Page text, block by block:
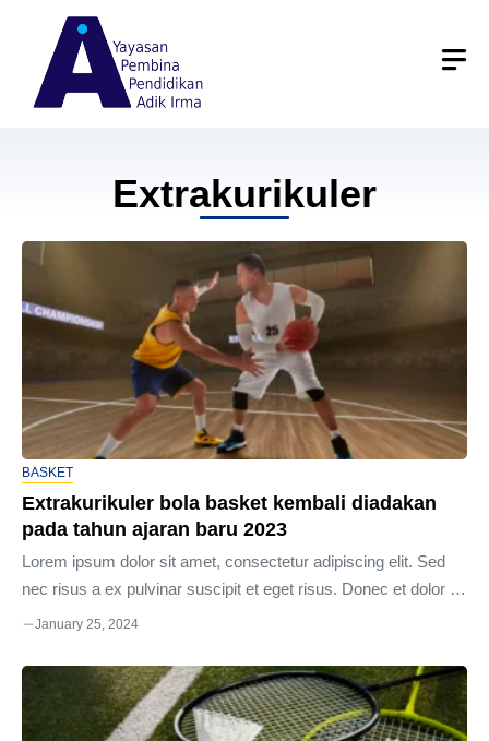
content
Extrakurikuler
BASKET
Extrakurikuler bola basket kembali diadakan
pada tahun ajaran baru 2023
Lorem ipsum dolor sit amet, consectetur adipiscing elit. Sed
nec risus a ex pulvinar suscipit et eget risus. Donec et dolor in
sapien laoreet semper quis in mi. Donec at semper dui, et
vel. Duis a molestie ex, sit amet egestas neque. Vivamus eu
elementum mi. Nulla auctor ligula turpis, ut dapibus nibh
interdum aliquet. Aliquam at vestibulum mauris. Vestibulum
January 25, 2024